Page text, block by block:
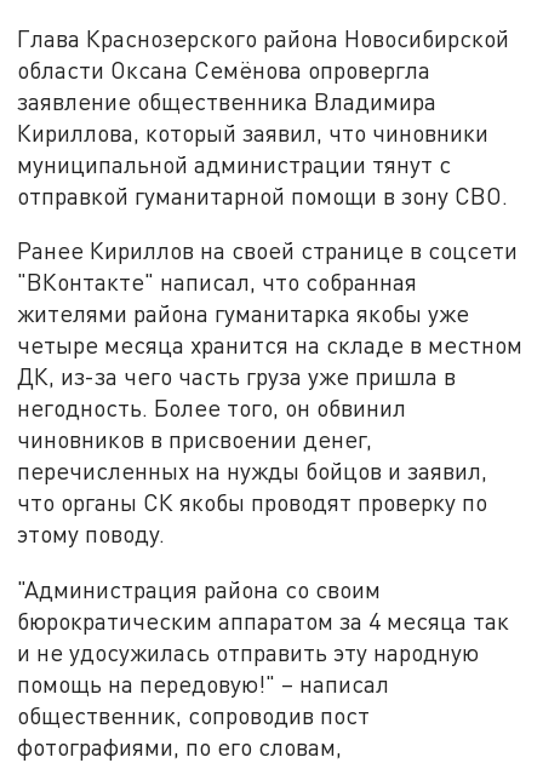
Глава Краснозерского района Новосибирской
области Оксана Семёнова опровергла
заявление общественника Владимира
Кириллова, который заявил, что чиновники
муниципальной администрации тянут с
отправкой гуманитарной помощи в зону СВО.
Ранее Кириллов на своей странице в соцсети
"ВКонтакте" написал, что собранная
жителями района гуманитарка якобы уже
четыре месяца хранится на складе в местном
ДК, из-за чего часть груза уже пришла в
негодность. Более того, он обвинил
чиновников в присвоении денег,
перечисленных на нужды бойцов и заявил,
что органы СК якобы проводят проверку по
этому поводу.
"Администрация района со своим
бюрократическим аппаратом за 4 месяца так
и не удосужилась отправить эту народную
помощь на передовую!" – написал
общественник, сопроводив пост
фотографиями, по его словам,